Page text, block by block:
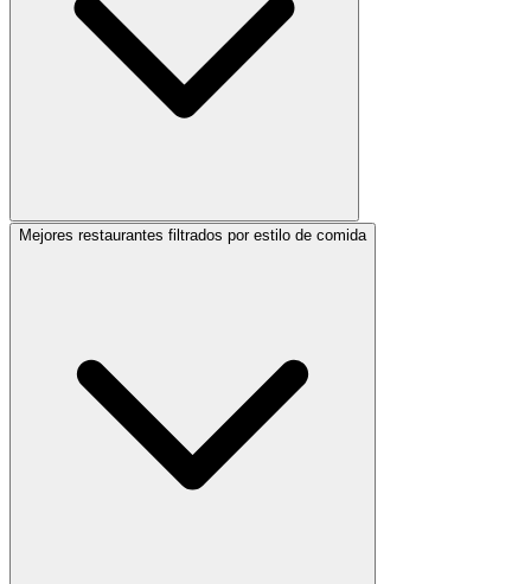
Mejores restaurantes filtrados por estilo de comida